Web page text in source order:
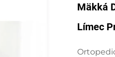
Mäkká
Límec